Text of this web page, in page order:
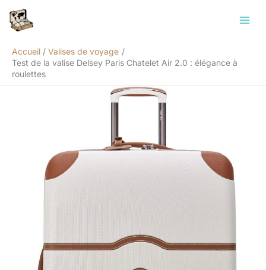
Accueil
Valises de voyage
Test de la valise Delsey Paris Chatelet Air 2.0 : élégance à
roulettes
Rechercher